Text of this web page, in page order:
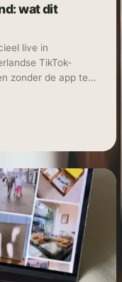
wat dit
live in
TikTok-
zonder de app te
en Oostenrijk.
en social
is daarmee geen
In deze blog
de kansen zijn
merk of marketeer